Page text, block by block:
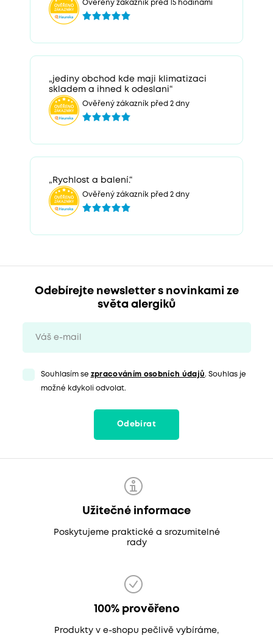
Ověřený zákazník před 15 hodinami
„jediny obchod kde maji klimatizaci
skladem a ihned k odeslani“
Ověřený zákazník před 2 dny
„Rychlost a balení.“
Ověřený zákazník před 2 dny
Odebírejte newsletter s novinkami ze
světa alergiků
Souhlasím se zpracováním osobních údajů. Souhlas je
možné kdykoli odvolat.
Odebírat
Užitečné informace
Poskytujeme praktické a srozumitelné
rady
100% prověřeno
Produkty v e-shopu pečlivě vybíráme,